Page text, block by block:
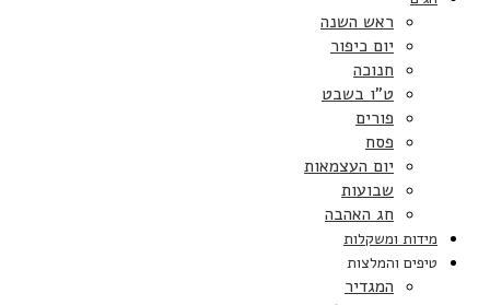
ראש השנה
יום כיפור
חנוכה
ט”ו בשבט
פורים
פסח
יום העצמאות
שבועות
חג האהבה
מידות ומשקלות
טיפים והמלצות
המגדיר